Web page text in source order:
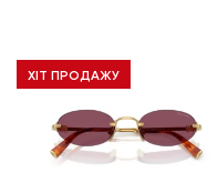
ХІТ ПРОДАЖУ